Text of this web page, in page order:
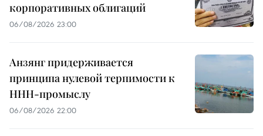
корпоративных облигаций
06/08/2026 23:00
Анзянг придерживается
принципа нулевой терпимости к
ННН-промыслу
06/08/2026 22:00